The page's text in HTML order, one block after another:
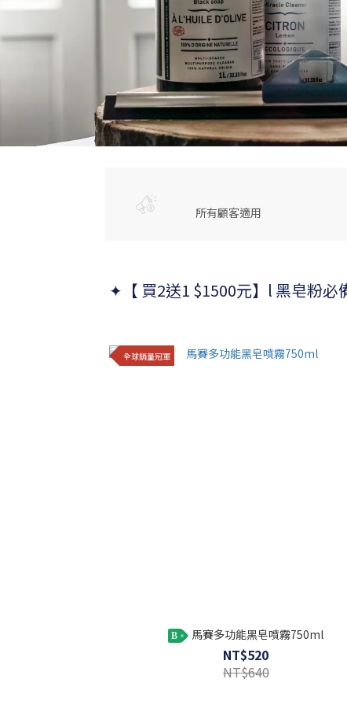
所有顧客適用
✦【 買2送1 $1500元】l 黑皂粉
全球銷量冠軍
B 馬賽多功能黑皂噴霧750ml
NT$520
NT$640